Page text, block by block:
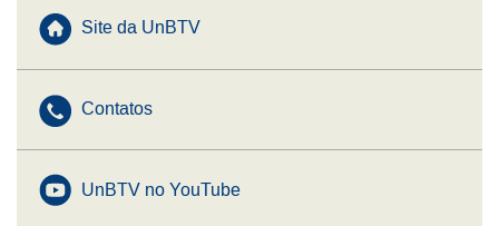
Site da UnBTV
Contatos
UnBTV no YouTube